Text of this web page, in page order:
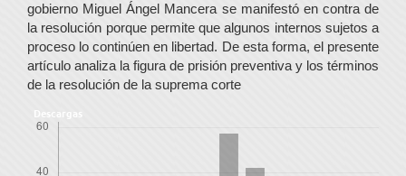
gobierno Miguel Ángel Mancera se manifestó en contra de
la resolución porque permite que algunos internos sujetos a
proceso lo continúen en libertad. De esta forma, el presente
artículo analiza la figura de prisión preventiva y los términos
de la resolución de la suprema corte
Descargas